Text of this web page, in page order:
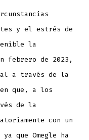
y el estrés de
la
febrero de 2023,
a través de la
que, a los
de la
con un
que Omegle ha